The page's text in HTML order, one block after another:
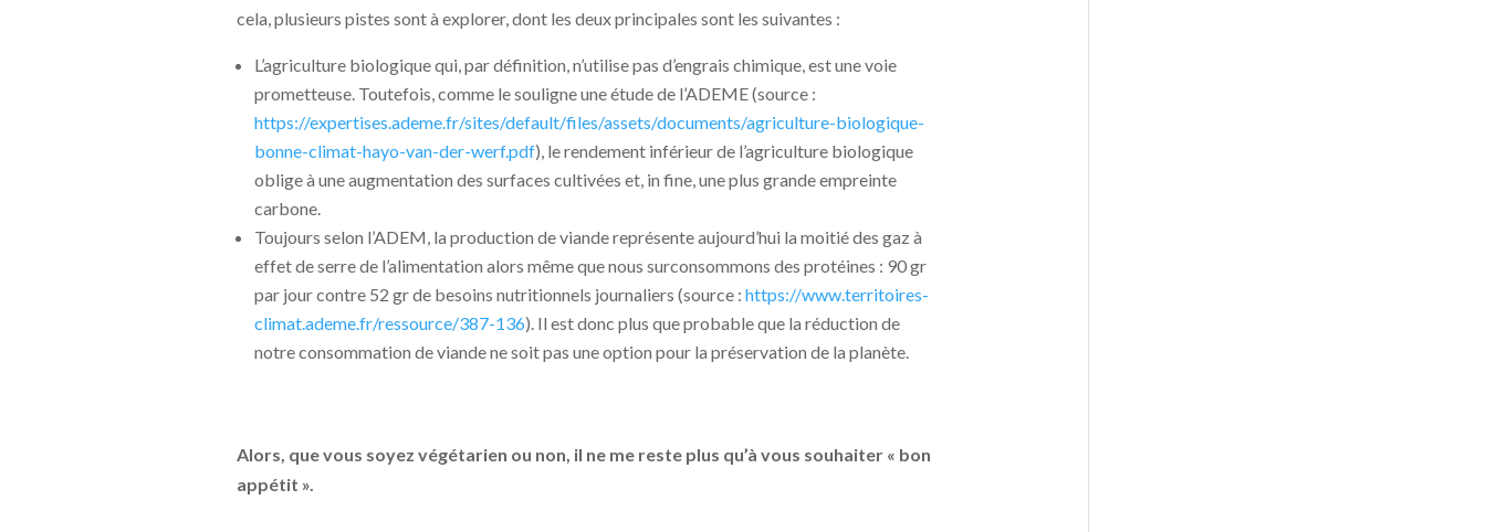
cela, plusieurs pistes sont à explorer, dont les deux principales sont les suivantes :
L’agriculture biologique qui, par définition, n’utilise pas d’engrais chimique, est une voie
prometteuse. Toutefois, comme le souligne une étude de l’ADEME (source :
https://expertises.ademe.fr/sites/default/files/assets/documents/agriculture-biologique-
bonne-climat-hayo-van-der-werf.pdf), le rendement inférieur de l’agriculture biologique
oblige à une augmentation des surfaces cultivées et, in fine, une plus grande empreinte
carbone.
Toujours selon l’ADEM, la production de viande représente aujourd’hui la moitié des gaz à
effet de serre de l’alimentation alors même que nous surconsommons des protéines : 90 gr
par jour contre 52 gr de besoins nutritionnels journaliers (source : https://www.territoires-
climat.ademe.fr/ressource/387-136). Il est donc plus que probable que la réduction de
notre consommation de viande ne soit pas une option pour la préservation de la planète.
Alors, que vous soyez végétarien ou non, il ne me reste plus qu’à vous souhaiter « bon
appétit ».